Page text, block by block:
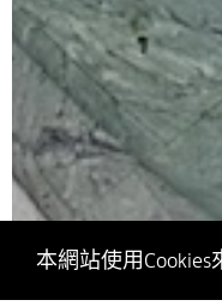
本網站使用